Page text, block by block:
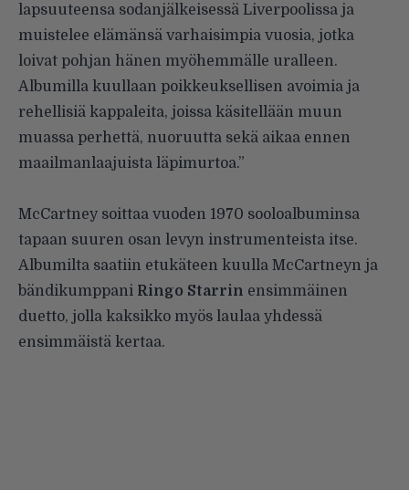
lapsuuteensa sodanjälkeisessä Liverpoolissa ja
muistelee elämänsä varhaisimpia vuosia, jotka
loivat pohjan hänen myöhemmälle uralleen.
Albumilla kuullaan poikkeuksellisen avoimia ja
rehellisiä kappaleita, joissa käsitellään muun
muassa perhettä, nuoruutta sekä aikaa ennen
maailmanlaajuista läpimurtoa.”
McCartney soittaa vuoden 1970 sooloalbuminsa
tapaan suuren osan levyn instrumenteista itse.
Albumilta saatiin etukäteen kuulla McCartneyn ja
bändikumppani Ringo Starrin ensimmäinen
duetto, jolla kaksikko myös laulaa yhdessä
ensimmäistä kertaa.